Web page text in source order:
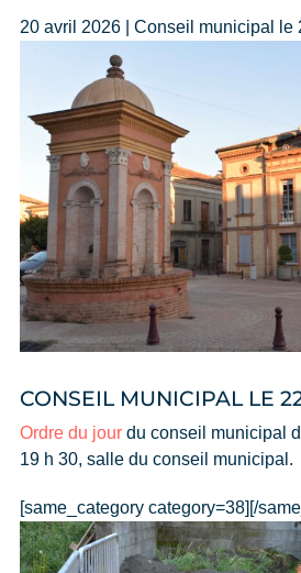
20 avril 2026 | Conseil municipal le
CONSEIL MUNICIPAL LE
Ordre du jourdu conseil municipal
19 h 30, salle du conseil municipal.
[same_category category=38][/